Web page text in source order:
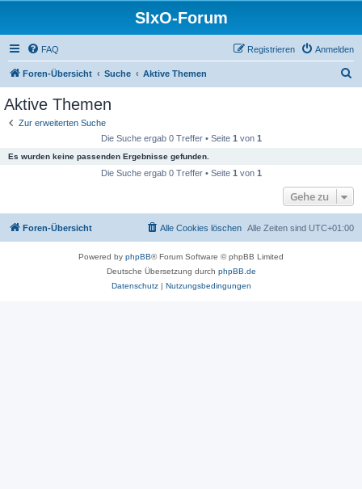
SIxO-Forum
FAQ Anmelden
Registrieren
Foren-Übersicht Suche Aktive Themen
Aktive Themen
Zur erweiterten Suche
Die Suche ergab 0 Treffer • Seite 1 von 1
Es wurden keine passenden Ergebnisse gefunden.
Die Suche ergab 0 Treffer • Seite 1 von 1
Gehe zu
Foren-Übersicht Alle Zeiten sind UTC+01:00
Alle Cookies löschen
Powered by phpBB® Forum Software © phpBB Limited
Deutsche Übersetzung durch phpBB.de
Datenschutz| Nutzungsbedingungen